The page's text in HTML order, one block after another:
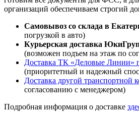
организаций обеспечиваем строгий
Самовывоз со склада в
погрузкой в авто)
Курьерская доставка
(возможен подъем на этаж по
Доставка ТК «Деловые Линии»
(приоритетный и надежный
Доставка другой транспортной
согласованию с менеджером)
Подробная информация о доставке